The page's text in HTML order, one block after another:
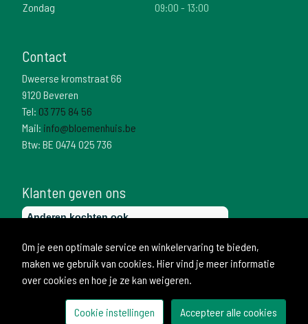
Zondag
09:00 - 13:00
Contact
Dweerse kromstraat 66
9120 Beveren
Tel: 03 775 84 56
Mail: info@bloemenhuis.be
Btw: BE 0474 025 736
Klanten geven ons
Om je een optimale service en winkelervaring te bieden,
maken we gebruik van cookies. Hier vind je meer informatie
over cookies en hoe je ze kan weigeren.
Cookie instellingen Accepteer alle cookies